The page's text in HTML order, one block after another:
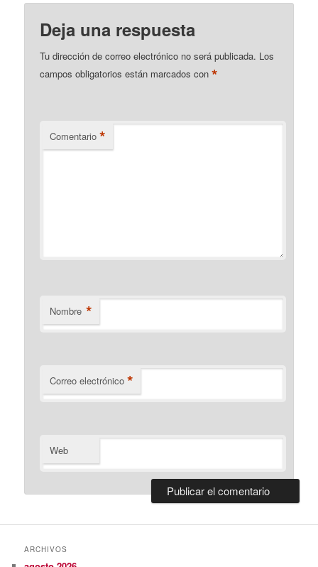
Deja una respuesta
Tu dirección de correo electrónico no será publicada. Los
campos obligatorios están marcados con*
Comentario *
Nombre *
Correo electrónico *
Web
ARCHIVOS